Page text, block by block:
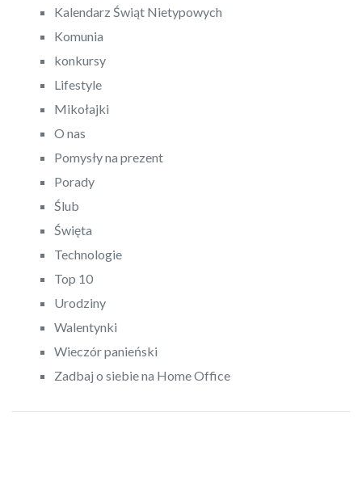
Kalendarz Świąt Nietypowych
Komunia
konkursy
Lifestyle
Mikołajki
O nas
Pomysły na prezent
Porady
Ślub
Święta
Technologie
Top 10
Urodziny
Walentynki
Wieczór panieński
Zadbaj o siebie na Home Office